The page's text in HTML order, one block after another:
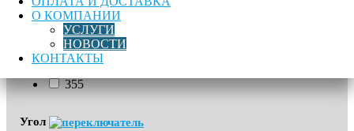
О КОМПАНИИ
УСЛУГИ
НОВОСТИ
КОНТАКТЫ
Газоснабжение
Диаметр
355
Угол